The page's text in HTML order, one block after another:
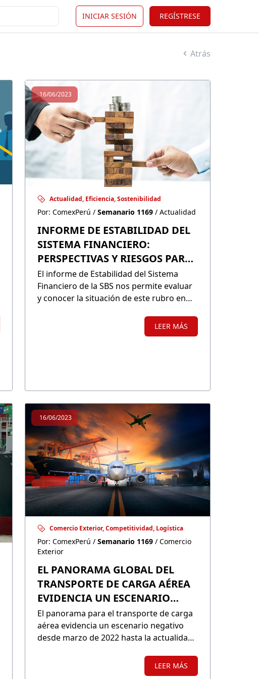
INICIAR SESIÓN REGÍSTRESE
Atrás
16/06/2023
Actualidad, Eficiencia, Sostenibilidad
Por: ComexPerú / Semanario 1169 / Actualidad
INFORME DE ESTABILIDAD DEL
SISTEMA FINANCIERO:
PERSPECTIVAS Y RIESGOS PARA
EL PERÚ
El informe de Estabilidad del Sistema
Financiero de la SBS nos permite evaluar
y conocer la situación de este rubro en
expectativas de recuperación en el
mediano plazo, no debemos olvidar los
LEER MÁS
16/06/2023
Comercio Exterior, Competitividad, Logística
Por: ComexPerú / Semanario 1169 / Comercio
Exterior
EL PANORAMA GLOBAL DEL
TRANSPORTE DE CARGA AÉREA
EVIDENCIA UN ESCENARIO
NEGATIVO: ¿QUÉ SE ESPERA
PARA LO QUE RESTA DE 2023?
El panorama para el transporte de carga
aérea evidencia un escenario negativo
desde marzo de 2022 hasta la actualidad,
6.6% en abril de 2023, con respecto al
mismo mes del año anterior. ¿Qué se
LEER MÁS